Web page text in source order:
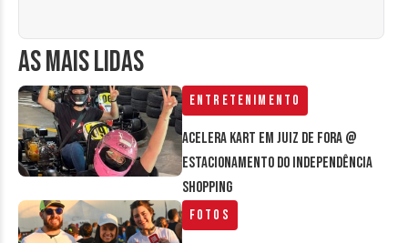
AS MAIS LIDAS
Entretenimento
Acelera Kart em Juiz de Fora @
estacionamento do Independência
Shopping
Fotos